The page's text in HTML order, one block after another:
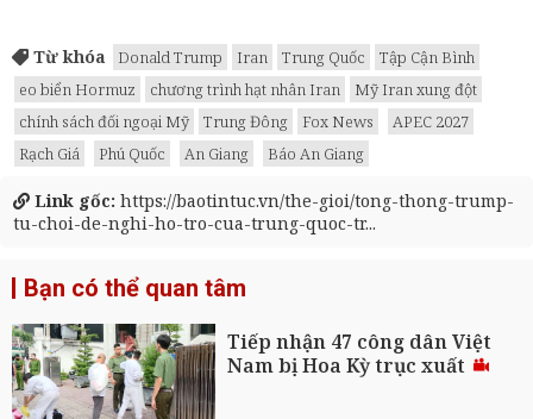
Từ khóa Donald Trump Iran Trung Quốc
Tập Cận Bình
eo biển Hormuz
chương trình hạt nhân Iran
Mỹ Iran xung đột
chính sách đối ngoại Mỹ
Trung Đông Fox News
APEC 2027
Rạch Giá
Phú Quốc An Giang Báo An Giang
Link gốc: https://baotintuc.vn/the-gioi/tong-thong-trump-
tu-choi-de-nghi-ho-tro-cua-trung-quoc-tr...
Bạn có thể quan tâm
Tiếp nhận 47 công dân Việt
Nam bị Hoa Kỳ trục xuất